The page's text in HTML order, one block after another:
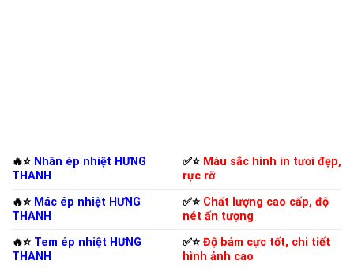
🔥⭐️ Nhãn ép nhiệt HƯNG
THANH
✅⭐️ Màu sắc hình in tươi đẹp,
rực rỡ
🔥⭐️ Mác ép nhiệt HƯNG
THANH
✅⭐️ Chất lượng cao cấp, độ
nét ấn tượng
🔥⭐️ Tem ép nhiệt HƯNG
THANH
✅⭐️Độ bám cực tốt, chi tiết
hình ảnh cao